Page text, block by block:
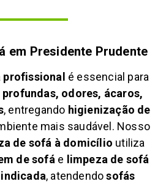
em Presidente Prudente
profissional é essencial para
odores, ácaros,
, entregando higienização de
mais saudável. Nosso
de sofá à domicílio utiliza
de sofá e limpeza de sofá
, atendendosofás